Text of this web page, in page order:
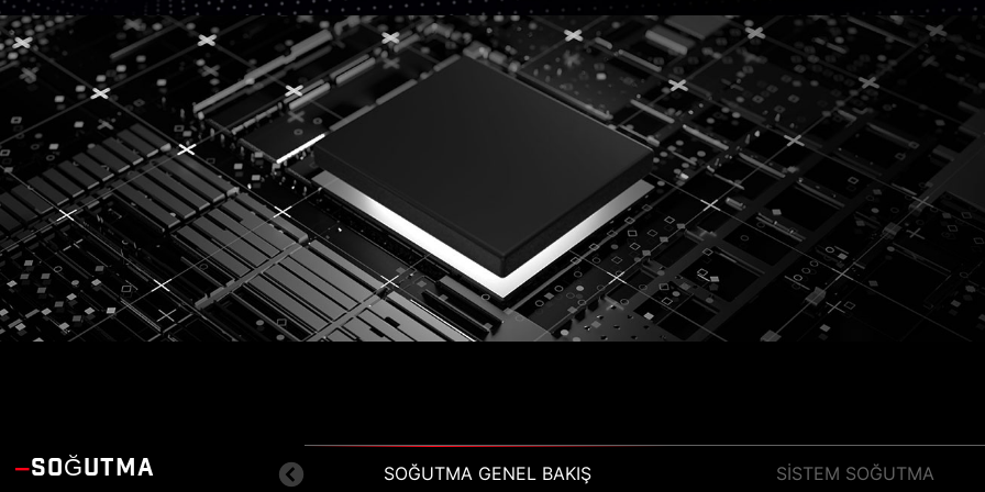
SOĞUTMA SOĞUTMA GENEL BAKIŞ SİSTEM SOĞUTMA
YAPI PCB TASARIMI
EZ M.2 CLIP SÜRÜCÜ KURULUM ARACI